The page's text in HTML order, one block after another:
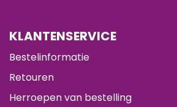
KLANTENSERVICE
Bestelinformatie
Retouren
Herroepen van bestelling